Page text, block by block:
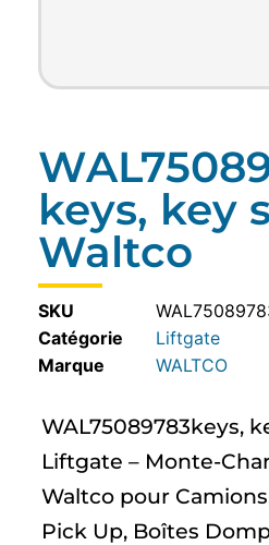
keys, key
Waltco
SKU
Catégorie
Liftgate
WALTCO
WAL75089783keys,
Liftgate – Monte-
Waltco pour
Pick Up, Boîtes